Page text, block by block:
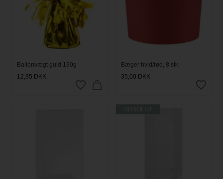
Ballonvægt guld 130g
12,95 DKK
Bæger hvid/rød, 8 stk.
35,00 DKK